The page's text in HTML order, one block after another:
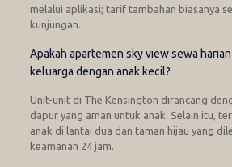
melalui aplikasi; tarif tambahan biasanya
kunjungan.
Apakah apartemen sky view sewa
keluarga dengan anak kecil?
Unit-unit di The Kensington dirancang
dapur yang aman untuk anak. Selain itu,
anak di lantai dua dan taman hijau yang
keamanan 24 jam.